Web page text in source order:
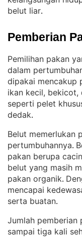
belut liar.
Pemberian
Pemilihan pakan
dalam
dipakai mencakup
ikan kecil, bekicot,
seperti pelet
dedak.
Belut memerlukan
pertumbuhannya.
pakan berupa
belut yang masih
pakan organik.
mencapai
serta buatan.
Jumlah pemberian
sampai tiga kali